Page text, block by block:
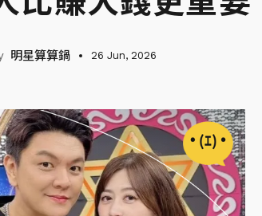
明星算算鍋 26 Jun, 2026